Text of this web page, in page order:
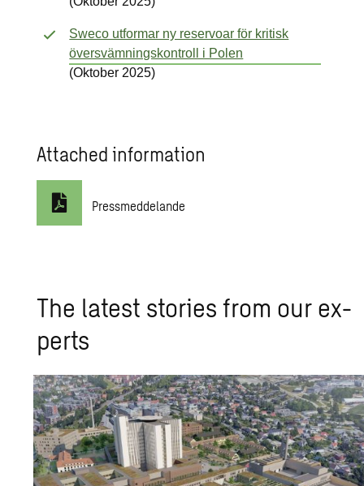
Sweco utformar ny reservoar för kritisk
översvämningskontroll i Polen
(Oktober 2025)
Attached information
Pressmeddelande
The lat­est sto­ries from our ex­
perts